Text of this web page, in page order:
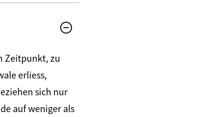
Zeitpunkt, zu
erliess,
sich nur
auf weniger als